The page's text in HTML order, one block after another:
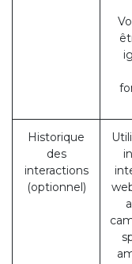
Historique
des
interactions
(optionnel)